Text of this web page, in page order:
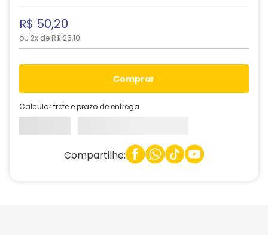
R$ 50,20
ou 2x de R$ 25,10
comprar
Calcular frete e prazo de entrega
Compartilhe: